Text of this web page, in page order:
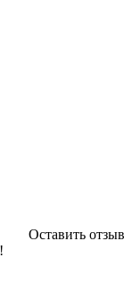
Оставить отзыв